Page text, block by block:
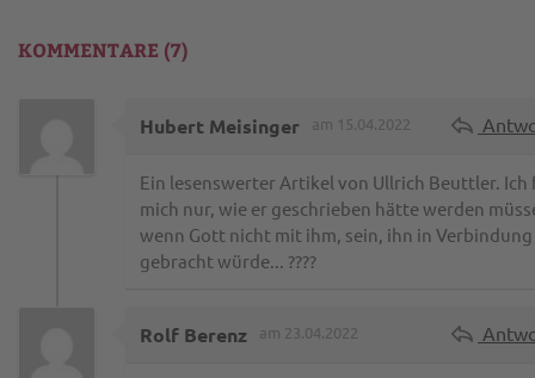
KOMMENTARE (7)
Hubert Meisinger am 15.04.2022
Ein lesenswerter Artikel von Ullrich Beuttler. Ich
mich nur, wie er geschrieben hätte werden
wenn Gott nicht mit ihm, sein, ihn in Verbindung
gebracht würde... ????
Rolf Berenz am 23.04.2022